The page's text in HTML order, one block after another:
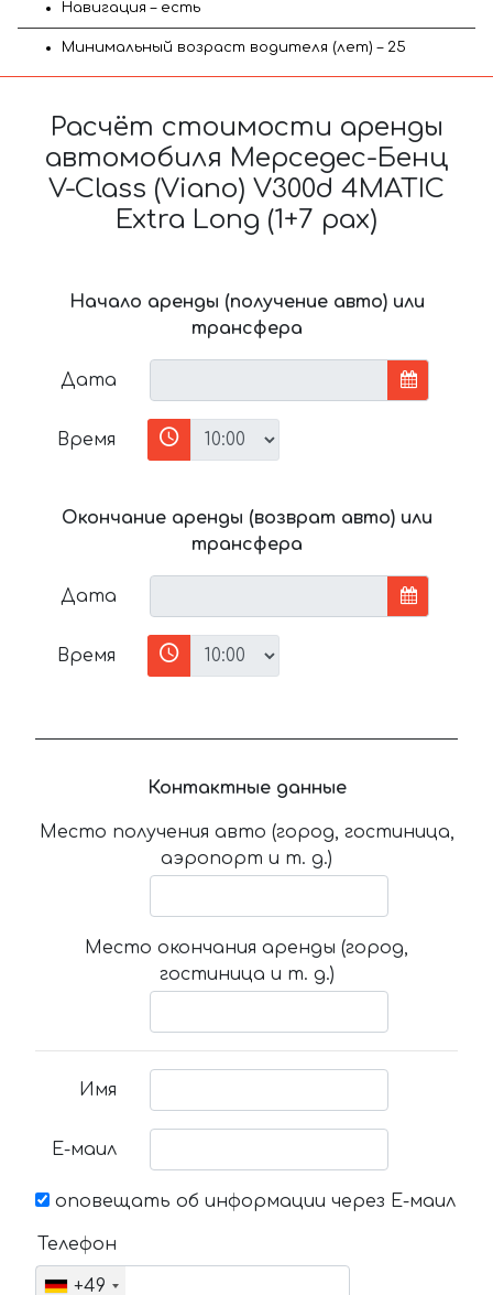
Навигация – есть
Минимальный возраст водителя (лет) – 25
Расчёт стоимости аренды
автомобиля Мерседес-Бенц
V-Class (Viano) V300d 4MATIC
Extra Long (1+7 pax)
Начало аренды (получение авто) или
трансфера
Дата
Время
Окончание аренды (возврат авто) или
трансфера
Дата
Время
Контактные данные
Место получения авто (город, гостиница,
аэропорт и т. д.)
Место окончания аренды (город,
гостиница и т. д.)
Имя
Е-маил
оповещать об информации через Е-маил
Телефон
+49